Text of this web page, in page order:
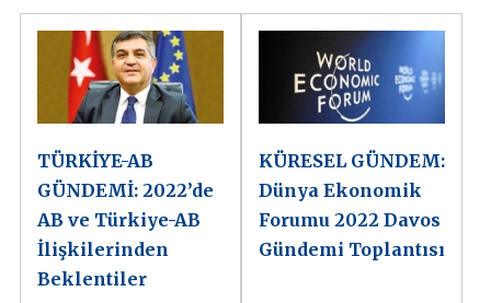
TÜRKİYE-AB
GÜNDEMİ: 2022’de
AB ve Türkiye-AB
İlişkilerinden
Beklentiler
KÜRESEL GÜNDEM:
Dünya Ekonomik
Forumu 2022 Davos
Gündemi Toplantısı